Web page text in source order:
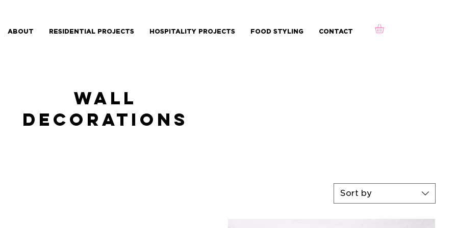
ABOUT RESIDENTIAL PROJECTS HOSPITALITY PROJECTS FOOD STYLING CONTACT
WALL
DECORATIONS
Sort by